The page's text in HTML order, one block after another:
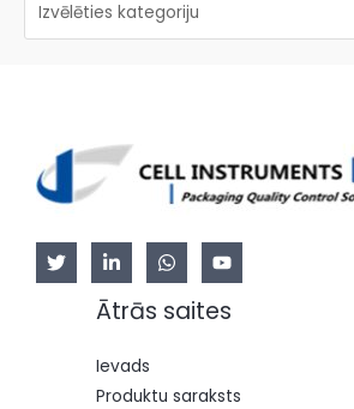
Ātrās saites
Ievads
Produktu saraksts